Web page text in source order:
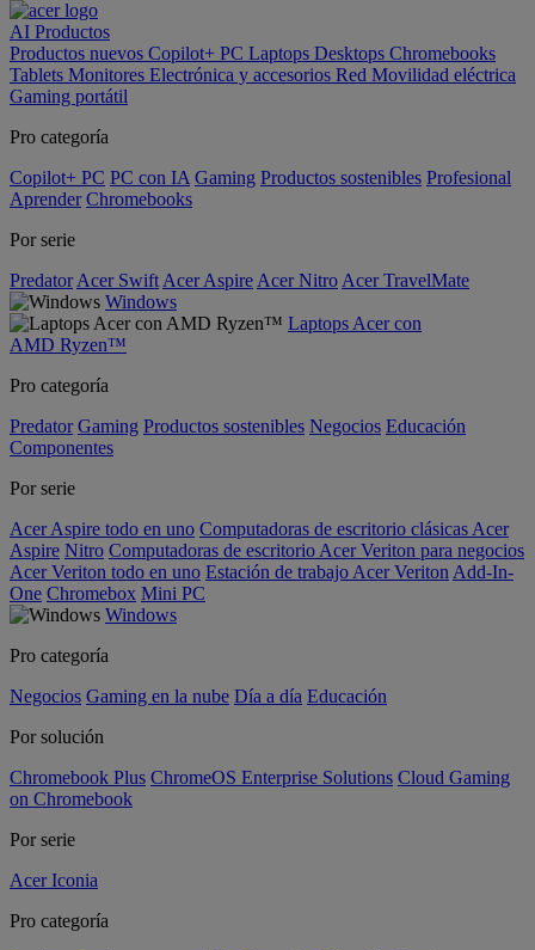
AI Productos
Productos nuevos Copilot+ PC Laptops Desktops Chromebooks
Tablets Monitores Electrónica y accesorios Red Movilidad eléctrica
Gaming portátil
Pro categoría
Copilot+ PC PC con IA Gaming Productos sostenibles Profesional
Aprender Chromebooks
Por serie
Predator Acer Swift Acer Aspire Acer Nitro Acer TravelMate
Windows
Laptops Acer con
AMD Ryzen™
Pro categoría
Predator Gaming Productos sostenibles Negocios Educación
Componentes
Por serie
Acer Aspire todo en uno Computadoras de escritorio clásicas Acer
Aspire Nitro Computadoras de escritorio Acer Veriton para negocios
Acer Veriton todo en uno Estación de trabajo Acer Veriton Add-In-
One Chromebox Mini PC
Windows
Pro categoría
Negocios Gaming en la nube Día a día Educación
Por solución
Chromebook Plus ChromeOS Enterprise Solutions Cloud Gaming
on Chromebook
Por serie
Acer Iconia
Pro categoría